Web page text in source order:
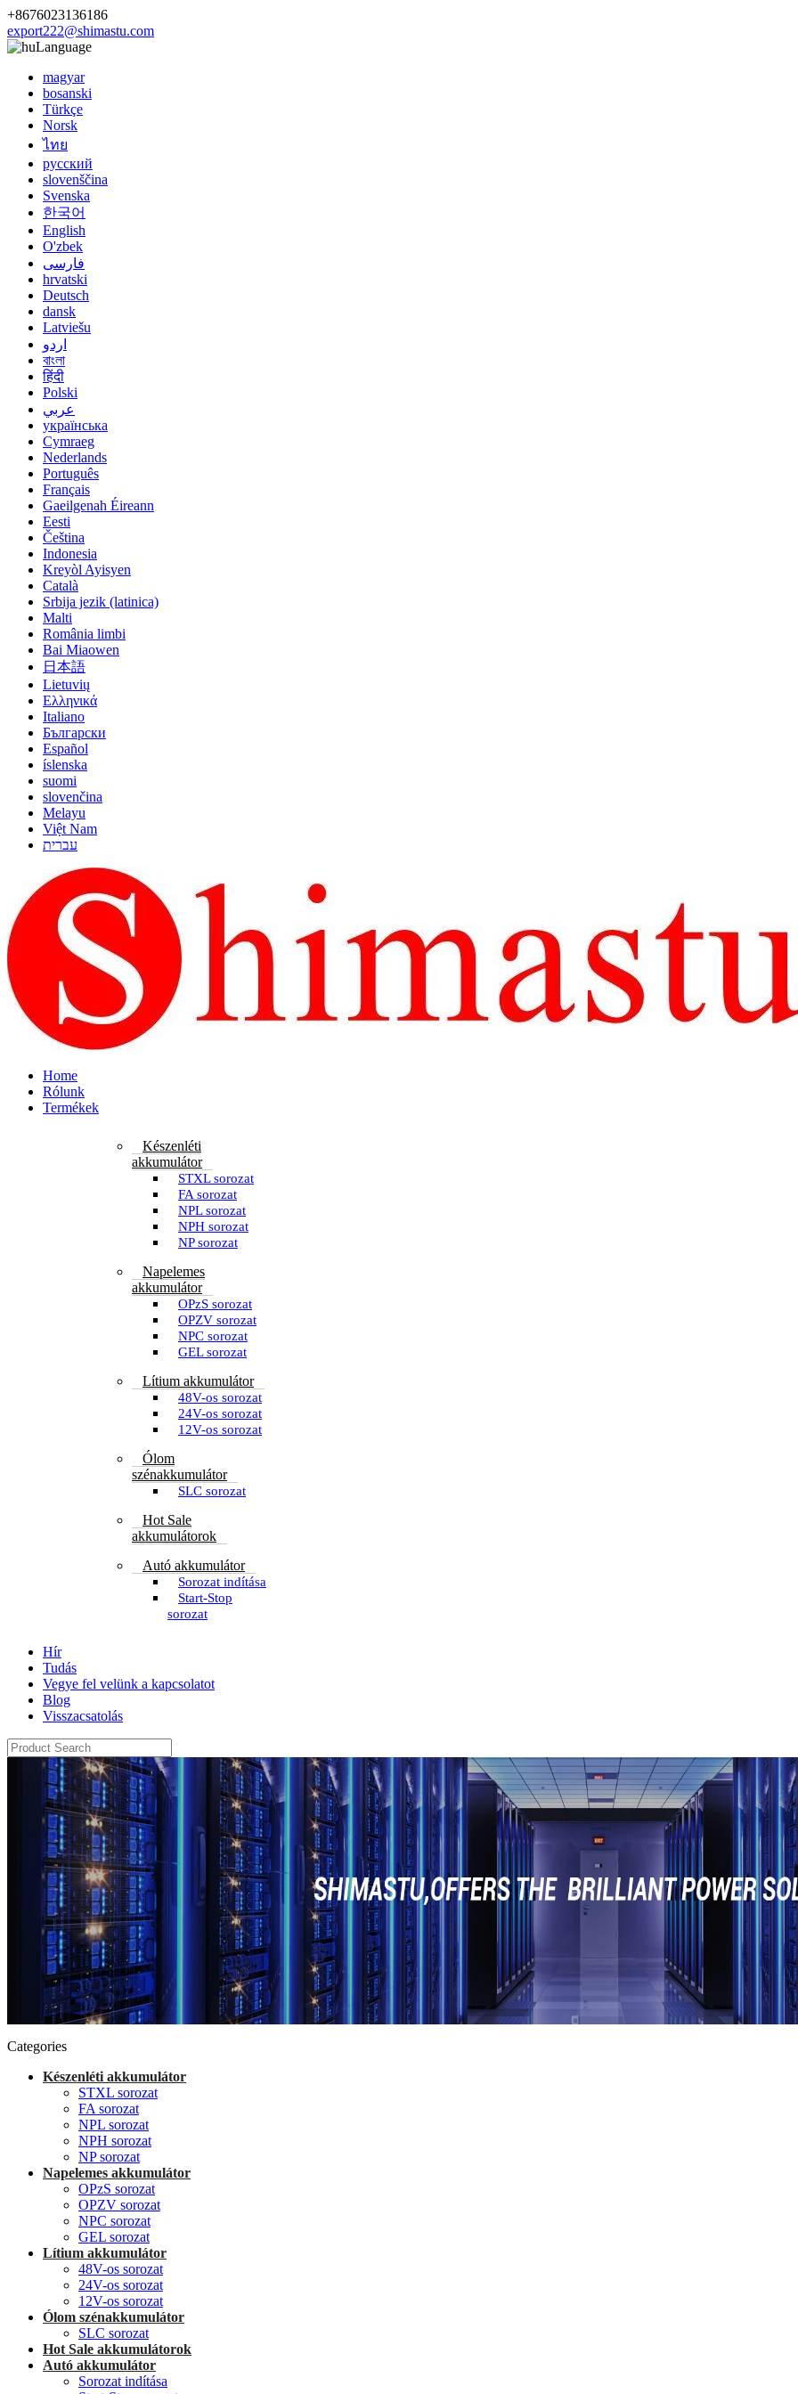
+8676023136186
export222@shimastu.com
Language
magyar
bosanski
Türkçe
Norsk
ไทย
русский
slovenščina
Svenska
한국어
English
O'zbek
فارسی
hrvatski
Deutsch
dansk
Latviešu
اردو
বাংলা
हिंदी
Polski
عربي
українська
Cymraeg
Nederlands
Português
Français
Gaeilgenah Éireann
Eesti
Čeština
Indonesia
Kreyòl Ayisyen
Català
Srbija jezik (latinica)
Malti
România limbi
Bai Miaowen
日本語
Lietuvių
Ελληνικά
Italiano
Български
Español
íslenska
suomi
slovenčina
Melayu
Việt Nam
עברית
Home
Rólunk
Termékek
Készenléti
akkumulátor
STXL sorozat
FA sorozat
NPL sorozat
NPH sorozat
NP sorozat
Napelemes
akkumulátor
OPzS sorozat
OPZV sorozat
NPC sorozat
GEL sorozat
Lítium akkumulátor
48V-os sorozat
24V-os sorozat
12V-os sorozat
Ólom
szénakkumulátor
SLC sorozat
Hot Sale
akkumulátorok
Autó akkumulátor
Sorozat indítása
Start-Stop
sorozat
Hír
Tudás
Vegye fel velünk a kapcsolatot
Blog
Visszacsatolás
Categories
Készenléti akkumulátor
STXL sorozat
FA sorozat
NPL sorozat
NPH sorozat
NP sorozat
Napelemes akkumulátor
OPzS sorozat
OPZV sorozat
NPC sorozat
GEL sorozat
Lítium akkumulátor
48V-os sorozat
24V-os sorozat
12V-os sorozat
Ólom szénakkumulátor
SLC sorozat
Hot Sale akkumulátorok
Autó akkumulátor
Sorozat indítása